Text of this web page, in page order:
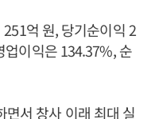
억 원, 당기순이익 2
이익은 134.37%, 순
면서 창사 이래 최대 실